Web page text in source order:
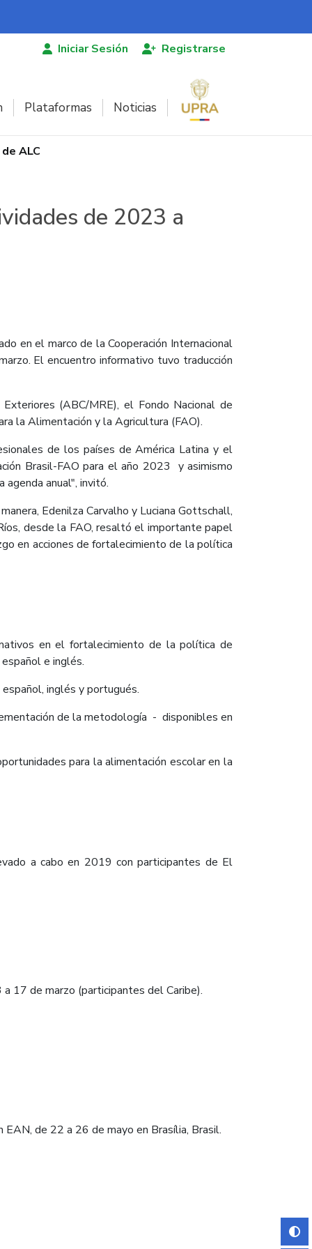
Iniciar Sesión Registrarse
Plataformas Noticias
ALC
de 2023 a
en el marco de la Cooperación Internacional
El encuentro informativo tuvo traducción
(ABC/MRE), el Fondo Nacional de
la Alimentación y la Agricultura (FAO).
de los países de América Latina y el
Brasil-FAO para el año 2023 y asimismo
anual", invitó.
Edenilza Carvalho y Luciana Gottschall,
desde la FAO, resaltó el importante papel
en acciones de fortalecimiento de la política
en el fortalecimiento de la política de
e inglés.
inglés y portugués.
de la metodología - disponibles en
para la alimentación escolar en la
a cabo en 2019 con participantes de El
17 de marzo (participantes del Caribe).
de 22 a 26 de mayo en Brasília, Brasil.